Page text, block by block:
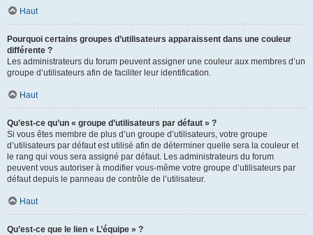
Haut
Pourquoi certains groupes d’utilisateurs apparaissent dans une couleur
différente ?
Les administrateurs du forum peuvent assigner une couleur aux membres d’un
groupe d’utilisateurs afin de faciliter leur identification.
Haut
Qu’est-ce qu’un « groupe d’utilisateurs par défaut » ?
Si vous êtes membre de plus d’un groupe d’utilisateurs, votre groupe
d’utilisateurs par défaut est utilisé afin de déterminer quelle sera la couleur et
le rang qui vous sera assigné par défaut. Les administrateurs du forum
peuvent vous autoriser à modifier vous-même votre groupe d’utilisateurs par
défaut depuis le panneau de contrôle de l’utilisateur.
Haut
Qu’est-ce que le lien « L’équipe » ?